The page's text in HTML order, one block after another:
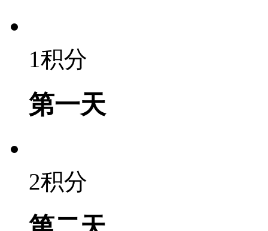
1积分
第一天
2积分